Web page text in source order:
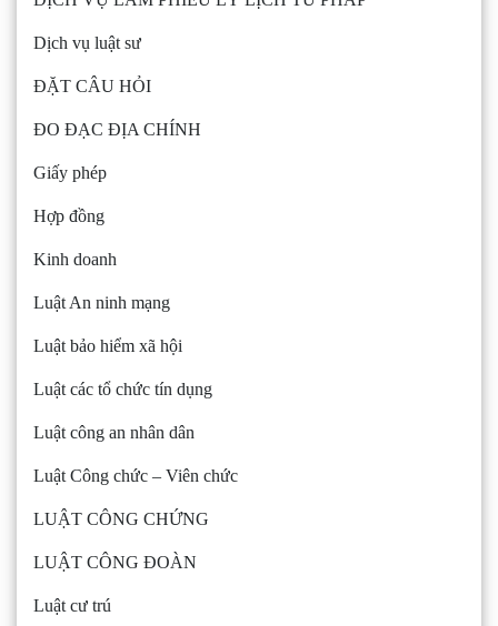
Dịch vụ luật sư
ĐẶT CÂU HỎI
ĐO ĐẠC ĐỊA CHÍNH
Giấy phép
Hợp đồng
Kinh doanh
Luật An ninh mạng
Luật bảo hiểm xã hội
Luật các tổ chức tín dụng
Luật công an nhân dân
Luật Công chức – Viên chức
LUẬT CÔNG CHỨNG
LUẬT CÔNG ĐOÀN
Luật cư trú